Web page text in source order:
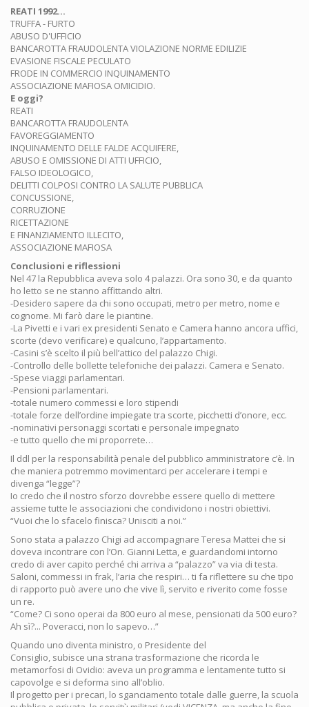
REATI 1992…
TRUFFA - FURTO
ABUSO D'UFFICIO
BANCAROTTA FRAUDOLENTA VIOLAZIONE NORME EDILIZIE
EVASIONE FISCALE PECULATO
FRODE IN COMMERCIO INQUINAMENTO
ASSOCIAZIONE MAFIOSA OMICIDIO.
E oggi?
REATI
BANCAROTTA FRAUDOLENTA
FAVOREGGIAMENTO
INQUINAMENTO DELLE FALDE ACQUIFERE,
ABUSO E OMISSIONE DI ATTI UFFICIO,
FALSO IDEOLOGICO,
DELITTI COLPOSI CONTRO LA SALUTE PUBBLICA
CONCUSSIONE,
CORRUZIONE
RICETTAZIONE
E FINANZIAMENTO ILLECITO,
ASSOCIAZIONE MAFIOSA
Conclusioni e riflessioni
Nel 47 la Repubblica aveva solo 4 palazzi. Ora sono 30, e da quanto
ho letto se ne stanno affittando altri.
-Desidero sapere da chi sono occupati, metro per metro, nome e
cognome. Mi farò dare le piantine.
-La Pivetti e i vari ex presidenti Senato e Camera hanno ancora uffici,
scorte (devo verificare) e qualcuno, l’appartamento.
-Casini s’è scelto il più bell’attico del palazzo Chigi.
-Controllo delle bollette telefoniche dei palazzi. Camera e Senato.
-Spese viaggi parlamentari.
-Pensioni parlamentari.
-totale numero commessi e loro stipendi
-totale forze dell’ordine impiegate tra scorte, picchetti d’onore, ecc.
-nominativi personaggi scortati e personale impegnato
-e tutto quello che mi proporrete…
Il ddl per la responsabilità penale del pubblico amministratore c’è. In
che maniera potremmo movimentarci per accelerare i tempi e
divenga “legge”?
Io credo che il nostro sforzo dovrebbe essere quello di mettere
assieme tutte le associazioni che condividono i nostri obiettivi.
“Vuoi che lo sfacelo finisca? Unisciti a noi.”
Sono stata a palazzo Chigi ad accompagnare Teresa Mattei che si
doveva incontrare con l’On. Gianni Letta, e guardandomi intorno
credo di aver capito perché chi arriva a “palazzo” va via di testa.
Saloni, commessi in frak, l’aria che respiri… ti fa riflettere su che tipo
di rapporto può avere uno che vive lì, servito e riverito come fosse
un re.
“Come? Ci sono operai da 800 euro al mese, pensionati da 500 euro?
Ah sì?... Poveracci, non lo sapevo…”
Quando uno diventa ministro, o Presidente del
Consiglio, subisce una strana trasformazione che ricorda le
metamorfosi di Ovidio: aveva un programma e lentamente tutto si
capovolge e si deforma sino all’oblio.
Il progetto per i precari, lo sganciamento totale dalle guerre, la scuola